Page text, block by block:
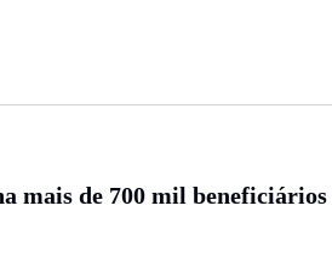
mais de 700 mil beneficiários